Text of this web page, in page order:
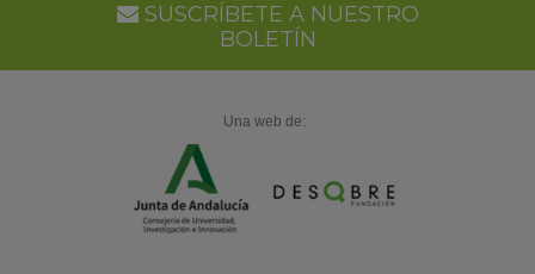
SUSCRÍBETE A NUESTRO
BOLETÍN
Una web de: